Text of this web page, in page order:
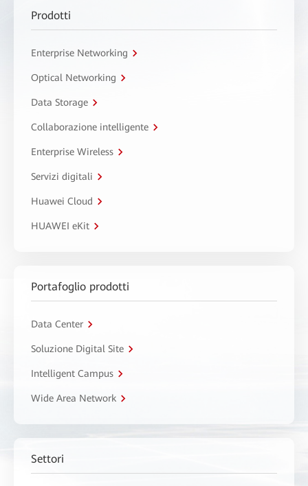
Prodotti
Enterprise Networking
Optical Networking
Data Storage
Collaborazione intelligente
Enterprise Wireless
Servizi digitali
Huawei Cloud
HUAWEI eKit
Portafoglio prodotti
Data Center
Soluzione Digital Site
Intelligent Campus
Wide Area Network
Settori